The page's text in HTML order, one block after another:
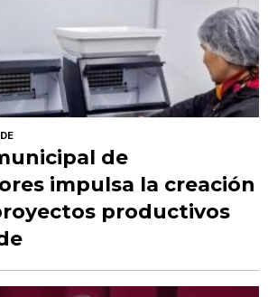
de
impulsa la creación
productivos